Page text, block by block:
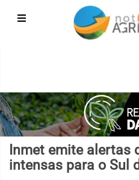
Inmet emite alertas
intensas para o Sul